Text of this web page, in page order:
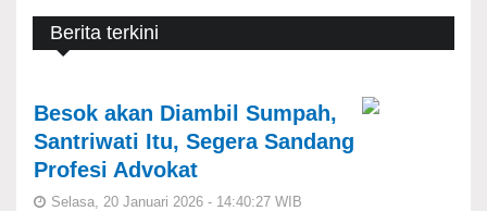
Berita terkini
Besok akan Diambil Sumpah,
Santriwati Itu, Segera Sandang
Profesi Advokat
Selasa, 20 Januari 2026 - 14:40:27 WIB